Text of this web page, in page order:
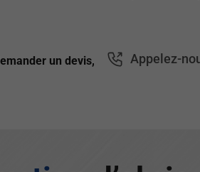
un devis, Appelez-